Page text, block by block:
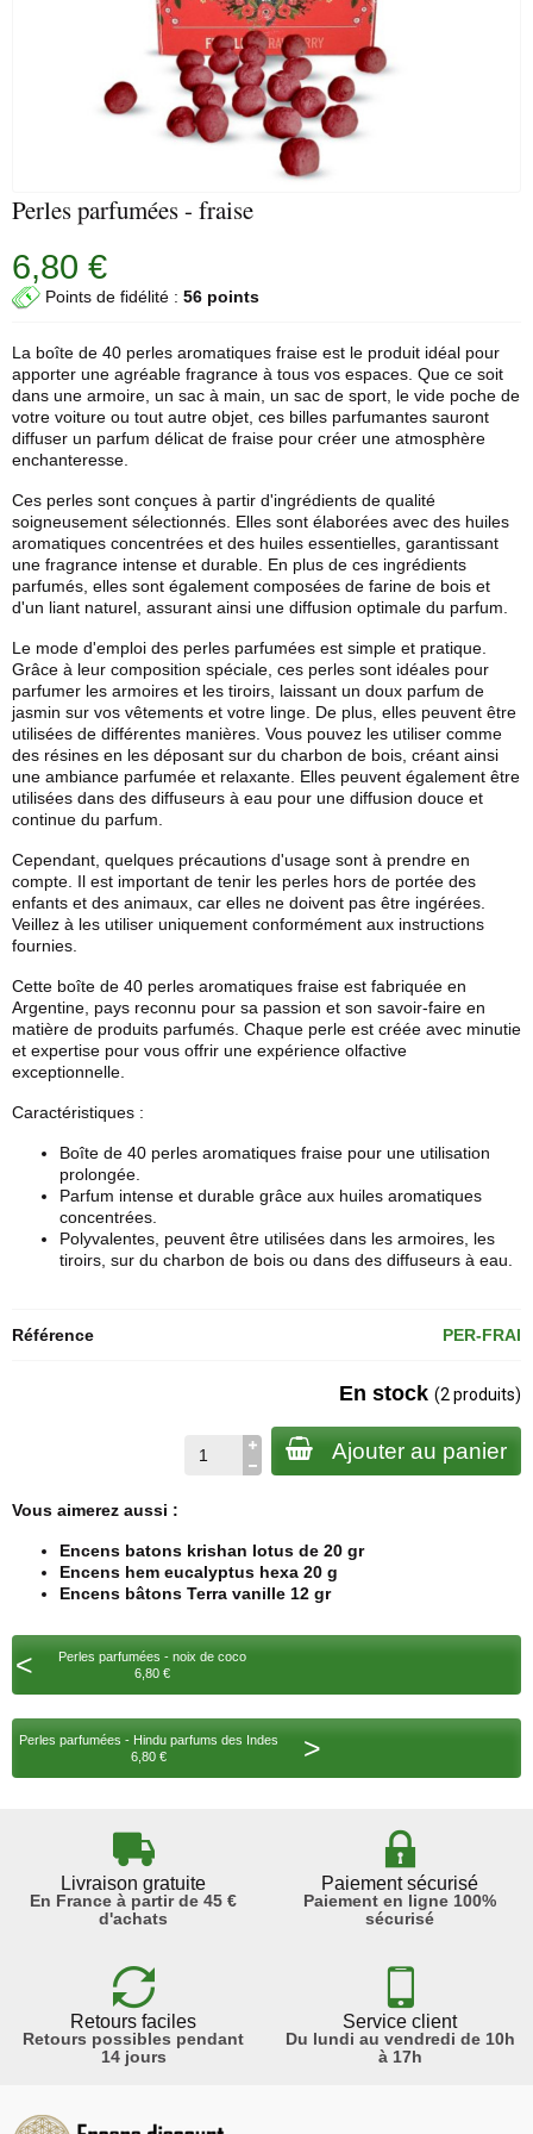
Perles parfumées - fraise
6,80 €
Points de fidélité : 56 points
La boîte de 40 perles aromatiques fraise est le produit idéal pour
apporter une agréable fragrance à tous vos espaces. Que ce soit
dans une armoire, un sac à main, un sac de sport, le vide poche de
votre voiture ou tout autre objet, ces billes parfumantes sauront
diffuser un parfum délicat de fraise pour créer une atmosphère
enchanteresse.
Ces perles sont conçues à partir d'ingrédients de qualité
soigneusement sélectionnés. Elles sont élaborées avec des huiles
aromatiques concentrées et des huiles essentielles, garantissant
une fragrance intense et durable. En plus de ces ingrédients
parfumés, elles sont également composées de farine de bois et
d'un liant naturel, assurant ainsi une diffusion optimale du parfum.
Le mode d'emploi des perles parfumées est simple et pratique.
Grâce à leur composition spéciale, ces perles sont idéales pour
parfumer les armoires et les tiroirs, laissant un doux parfum de
jasmin sur vos vêtements et votre linge. De plus, elles peuvent être
utilisées de différentes manières. Vous pouvez les utiliser comme
des résines en les déposant sur du charbon de bois, créant ainsi
une ambiance parfumée et relaxante. Elles peuvent également être
utilisées dans des diffuseurs à eau pour une diffusion douce et
continue du parfum.
Cependant, quelques précautions d'usage sont à prendre en
compte. Il est important de tenir les perles hors de portée des
enfants et des animaux, car elles ne doivent pas être ingérées.
Veillez à les utiliser uniquement conformément aux instructions
fournies.
Cette boîte de 40 perles aromatiques fraise est fabriquée en
Argentine, pays reconnu pour sa passion et son savoir-faire en
matière de produits parfumés. Chaque perle est créée avec minutie
et expertise pour vous offrir une expérience olfactive
exceptionnelle.
Caractéristiques :
Boîte de 40 perles aromatiques fraise pour une utilisation
prolongée.
Parfum intense et durable grâce aux huiles aromatiques
concentrées.
Polyvalentes, peuvent être utilisées dans les armoires, les
tiroirs, sur du charbon de bois ou dans des diffuseurs à eau.
Référence PER-FRAI
En stock (2 produits)
Ajouter au panier
Vous aimerez aussi :
Encens batons krishan lotus de 20 gr
Encens hem eucalyptus hexa 20 g
Encens bâtons Terra vanille 12 gr
<
Perles parfumées - noix de coco
6,80 €
Perles parfumées - Hindu parfums des Indes
6,80 €
>
Livraison gratuite
En France à partir de 45 €
d'achats
Paiement sécurisé
Paiement en ligne 100%
sécurisé
Retours faciles
Retours possibles pendant
14 jours
Service client
Du lundi au vendredi de 10h
à 17h